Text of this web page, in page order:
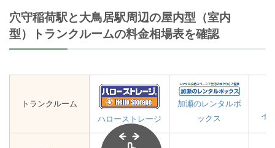
穴守稲荷駅と大鳥居駅周辺の屋内型（室内
型）トランクルームの料金相場表を確認
トランクルーム
ハローストレージ
加瀬のレンタルボ
ックス
イ